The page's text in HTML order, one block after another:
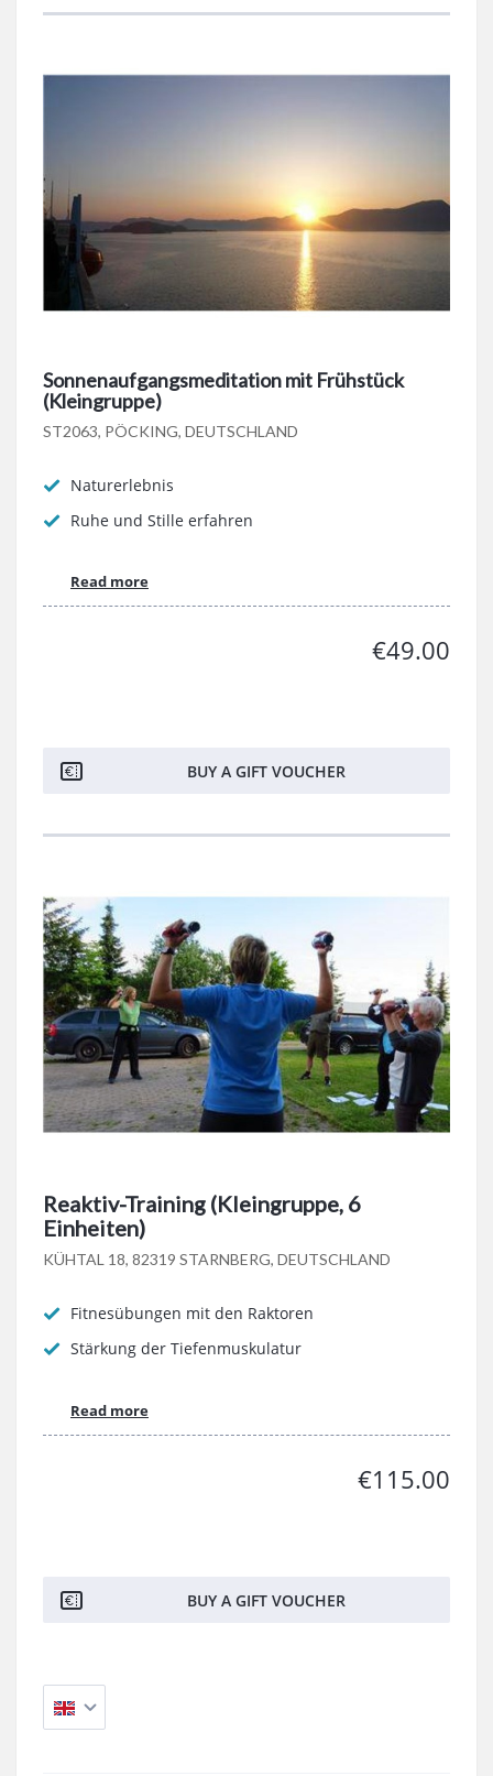
Sonnenaufgangsmeditation mit Frühstück
(Kleingruppe)
ST2063, PÖCKING, DEUTSCHLAND
Naturerlebnis
Ruhe und Stille erfahren
Read more
€49.00
BUY A GIFT VOUCHER
Reaktiv-Training (Kleingruppe, 6
Einheiten)
KÜHTAL 18, 82319 STARNBERG, DEUTSCHLAND
Fitnesübungen mit den Raktoren
Stärkung der Tiefenmuskulatur
Read more
€115.00
BUY A GIFT VOUCHER